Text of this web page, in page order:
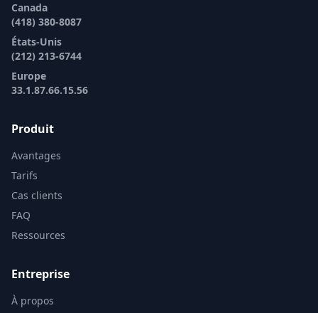
Canada
(418) 380-8087
États-Unis
(212) 213-6744
Europe
33.1.87.66.15.56
Produit
Avantages
Tarifs
Cas clients
FAQ
Ressources
Entreprise
À propos